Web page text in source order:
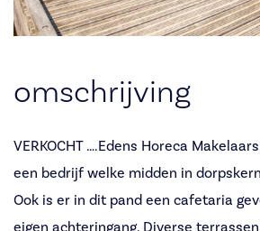
omschrijving
VERKOCHT ….Edens Horeca
een bedrijf welke midden in
Ook is er in dit pand een cafetaria
eigen achteringang. Diverse